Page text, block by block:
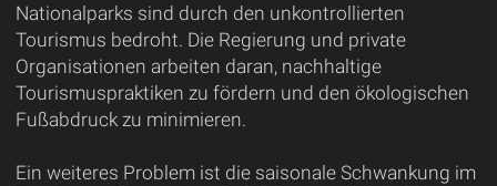
Nationalparks sind durch den unkontrollierten
Tourismus bedroht. Die Regierung und private
Organisationen arbeiten daran, nachhaltige
Tourismuspraktiken zu fördern und den ökologischen
Fußabdruck zu minimieren.
Ein weiteres Problem ist die saisonale Schwankung im